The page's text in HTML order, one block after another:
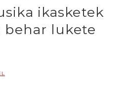
ikasketek
behar lukete